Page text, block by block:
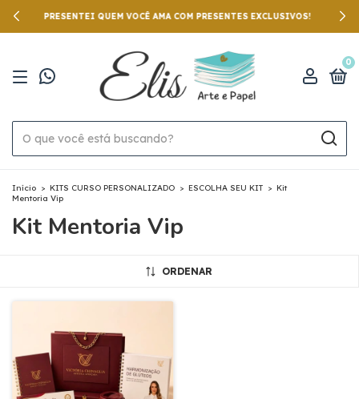
PRESENTEI QUEM VOCÊ AMA COM PRESENTES EXCLUSIVOS!
0
Início > KITS CURSO PERSONALIZADO > ESCOLHA SEU KIT > Kit
Mentoria Vip
Kit Mentoria Vip
ORDENAR